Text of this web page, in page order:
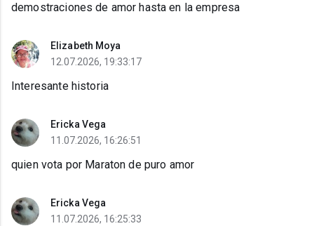
demostraciones de amor hasta en la empresa
Elizabeth Moya
12.07.2026, 19:33:17
Interesante historia
Ericka Vega
11.07.2026, 16:26:51
quien vota por Maraton de puro amor
Ericka Vega
11.07.2026, 16:25:33